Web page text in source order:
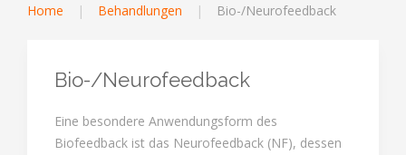
Home Behandlungen Bio-/Neurofeedback
Bio-/Neurofeedback
Eine besondere Anwendungsform des
Biofeedback ist das Neurofeedback (NF), dessen